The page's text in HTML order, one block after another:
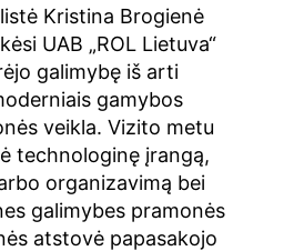
Kristina Brogienė
UAB „ROL Lietuva“
galimybę iš arti
gamybos
veikla. Vizito metu
technologinę įrangą,
organizavimą bei
galimybes pramonės
atstovė papasakojo